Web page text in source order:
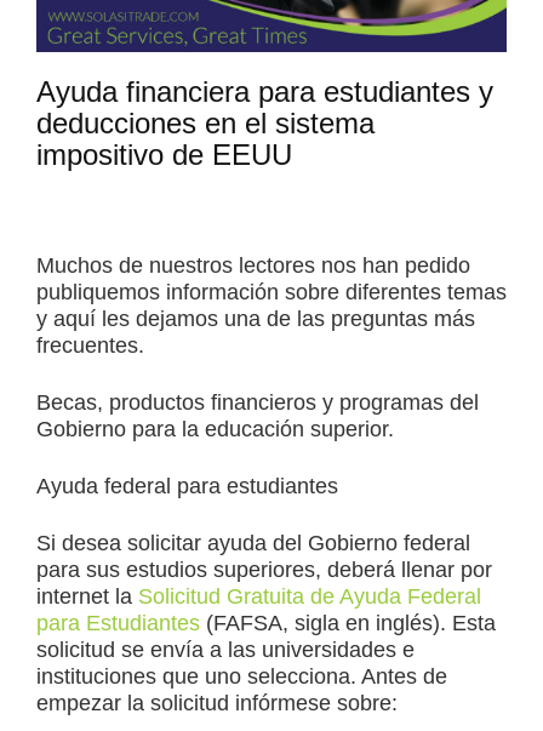
Ayuda financiera para estudiantes y
deducciones en el sistema
impositivo de EEUU
Muchos de nuestros lectores nos han pedido
publiquemos información sobre diferentes temas
y aquí les dejamos una de las preguntas más
frecuentes.
Becas, productos financieros y programas del
Gobierno para la educación superior.
Ayuda federal para estudiantes
Si desea solicitar ayuda del Gobierno federal
para sus estudios superiores, deberá llenar por
internet la Solicitud Gratuita de Ayuda Federal
para Estudiantes (FAFSA, sigla en inglés). Esta
solicitud se envía a las universidades e
instituciones que uno selecciona. Antes de
empezar la solicitud infórmese sobre: